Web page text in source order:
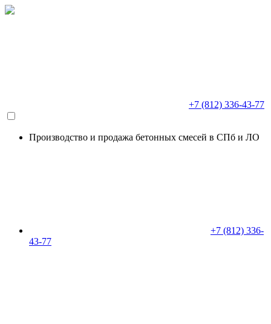
+7 (812) 336-43-77
Производство и продажа бетонных смесей в СПб и ЛО
+7 (812) 336-
43-77